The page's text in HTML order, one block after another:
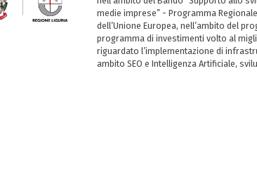
medie imprese” - Programma
dell’Unione Europea, nell’ambito del
programma di investimenti volto al
riguardato l’implementazione di
ambito SEO e Intelligenza Artificiale,